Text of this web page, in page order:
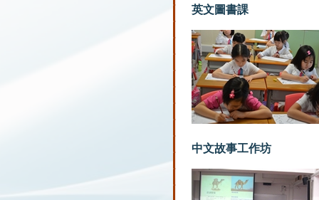
英文圖書課
中文故事工作坊